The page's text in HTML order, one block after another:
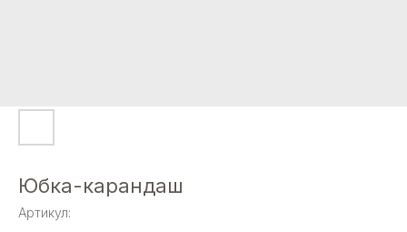
Юбка-карандаш
Артикул: